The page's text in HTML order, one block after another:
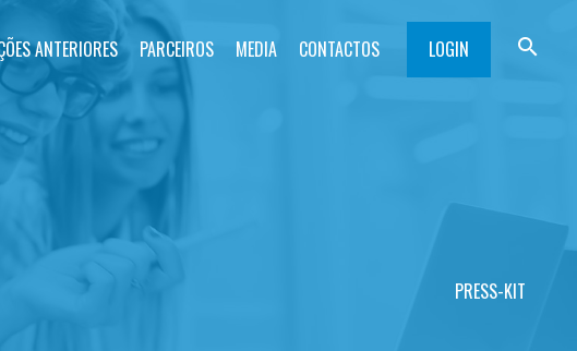
ANTERIORES PARCEIROS MEDIA CONTACTOS LOGIN search
PRESS-KIT